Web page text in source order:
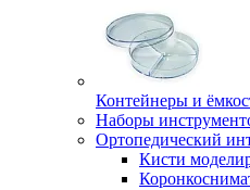
Контейнеры и
Наборы
Ортопедический
Кисти